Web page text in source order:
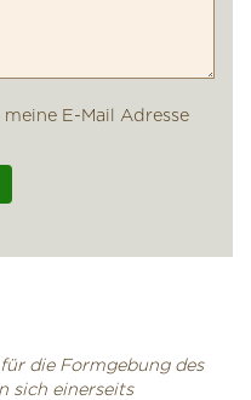
meine E-Mail Adresse
die Formgebung des
sich einerseits